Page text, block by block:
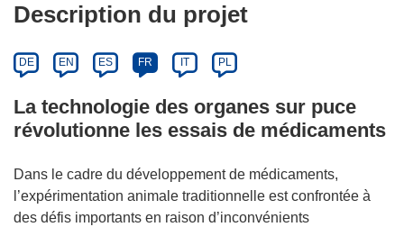
Description du projet
DE EN ES FR IT PL
La technologie des organes sur puce
révolutionne les essais de médicaments
Dans le cadre du développement de médicaments,
l’expérimentation animale traditionnelle est confrontée à
des défis importants en raison d’inconvénients